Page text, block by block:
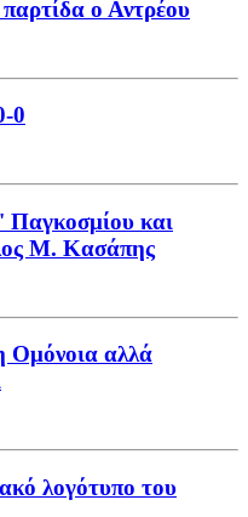
ο Αντρέου
0
Παγκοσμίου και
Μ. Κασάπης
Ομόνοια αλλά
λογότυπο του